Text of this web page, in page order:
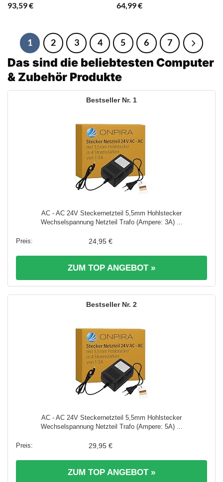
93,59€
64,99€
1 2 3 4 5 6 7
Das sind die beliebtesten Computer
& Zubehör Produkte
1
AC - AC 24V Steckernetzteil 5,5mm Hohlstecker
Wechselspannung Netzteil Trafo (Ampere: 3A) ...
24,95 €
ZUM TOP ANGEBOT »
2
AC - AC 24V Steckernetzteil 5,5mm Hohlstecker
Wechselspannung Netzteil Trafo (Ampere: 5A) ...
29,95 €
ZUM TOP ANGEBOT »